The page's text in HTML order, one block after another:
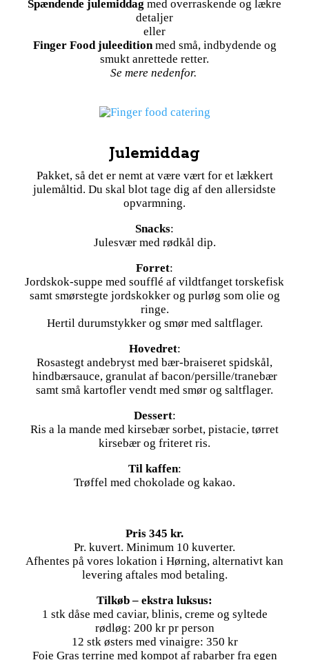
Spændende julemiddag med overraskende og lækre
detaljer
eller
Finger Food juleeditionmed små, indbydende og
smukt anrettede retter.
Se mere nedenfor.
Julemiddag
Pakket, så det er nemt at være vært for et lækkert
julemåltid. Du skal blot tage dig af den allersidste
opvarmning.
Snacks:
Julesvær med rødkål dip.
Forret:
Jordskok-suppe med soufflé af vildtfanget torskefisk
samt smørstegte jordskokker og purløg som olie og
ringe.
Hertil durumstykker og smør med saltflager.
Hovedret:
Rosastegt andebryst med bær-braiseret spidskål,
hindbærsauce, granulat af bacon/persille/tranebær
samt små kartofler vendt med smør og saltflager.
Dessert:
Ris a la mande med kirsebær sorbet, pistacie, tørret
kirsebær og friteret ris.
Til kaffen:
Trøffel med chokolade og kakao.
Pris 345 kr.
Pr. kuvert. Minimum 10 kuverter.
Afhentes på vores lokation i Hørning, alternativt kan
levering aftales mod betaling.
Tilkøb – ekstra luksus:
1 stk dåse med caviar, blinis, creme og syltede
rødløg: 200 kr pr person
12 stk østers med vinaigre: 350 kr
Foie Gras terrine med kompot af rabarber fra egen